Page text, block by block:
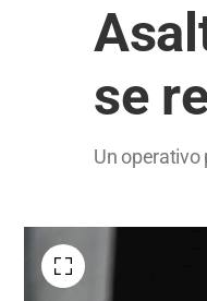
se
Un operativo